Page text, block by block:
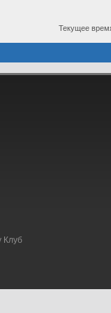
Текущее
Клуб